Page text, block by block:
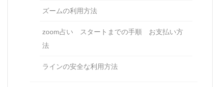
ズームの利用方法
zoom占い スタートまでの手順 お支払い方
法
ラインの安全な利用方法